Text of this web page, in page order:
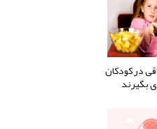
در کودکان
بگیرند